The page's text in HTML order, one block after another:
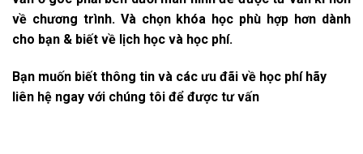
về chương trình. Và chọn khóa học phù hợp hơn dành
cho bạn & biết về lịch học và học phí.
Bạn muốn biết thông tin và các ưu đãi về học phí hãy
liên hệ ngay với chúng tôi để được tư vấn